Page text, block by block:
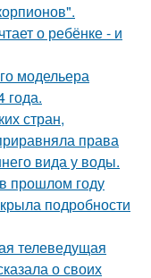
о ребёнке - и
модельера
года.
стран,
права
вида у воды.
прошлом году
подробности
телеведущая
о своих